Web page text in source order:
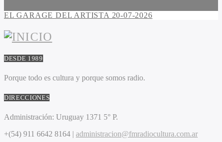
EL GARAGE DEL ARTISTA 20-07-2026
DESDE 1989
Porque todo es cultura y porque somos radio.
DIRECCIONES
Administración: Uruguay 1371 5° P.
+(54) 911 6642 8164 | administracion@fmradiocultura.com.ar